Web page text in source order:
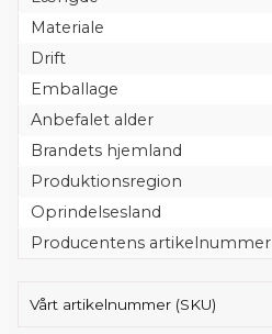
Materiale
Drift
Emballage
Anbefalet alder
Brandets hjemland
Produktionsregion
Oprindelsesland
Producentens artikelnummer
Vårt artikelnummer (SKU)